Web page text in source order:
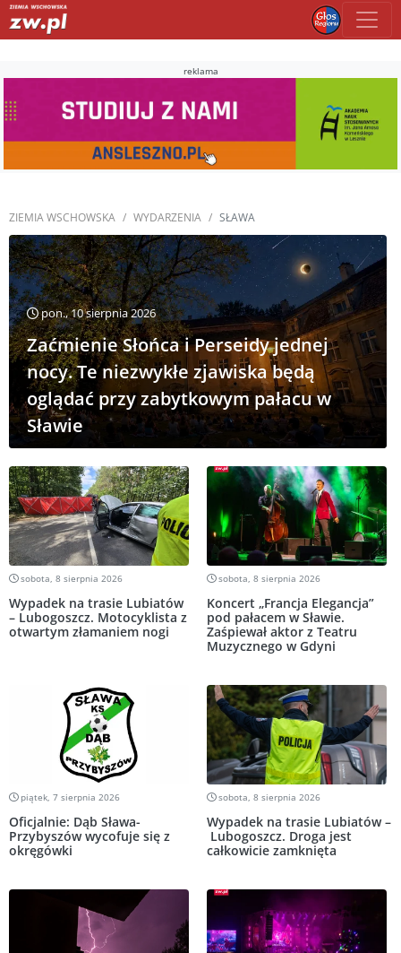
reklama
ZIEMIA WSCHOWSKA WYDARZENIA SŁAWA
pon., 10 sierpnia 2026
Zaćmienie Słońca i Perseidy jednej
nocy. Te niezwykłe zjawiska będą
oglądać przy zabytkowym pałacu w
Sławie
sobota, 8 sierpnia 2026
Wypadek na trasie Lubiatów
– Lubogoszcz. Motocyklista z
otwartym złamaniem nogi
sobota, 8 sierpnia 2026
Koncert „Francja Elegancja”
pod pałacem w Sławie.
Zaśpiewał aktor z Teatru
Muzycznego w Gdyni
piątek, 7 sierpnia 2026
Oficjalnie: Dąb Sława-
Przybyszów wycofuje się z
okręgówki
sobota, 8 sierpnia 2026
Wypadek na trasie Lubiatów –
Lubogoszcz. Droga jest
całkowicie zamknięta